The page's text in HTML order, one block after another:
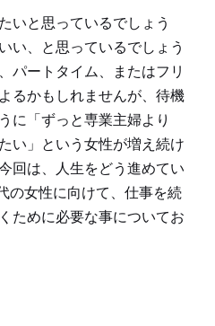
いと思っているでしょう
い、と思っているでしょう
ートタイム、またはフリ
るかもしれませんが、待機
に「ずっと専業主婦より
い」という女性が増え続け
回は、人生をどう進めてい
の女性に向けて、仕事を続
ために必要な事についてお